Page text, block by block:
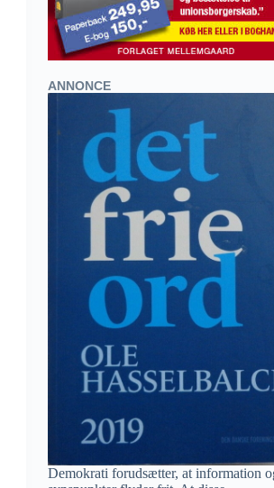
ANNONCE
Demokrati forudsætter, at information